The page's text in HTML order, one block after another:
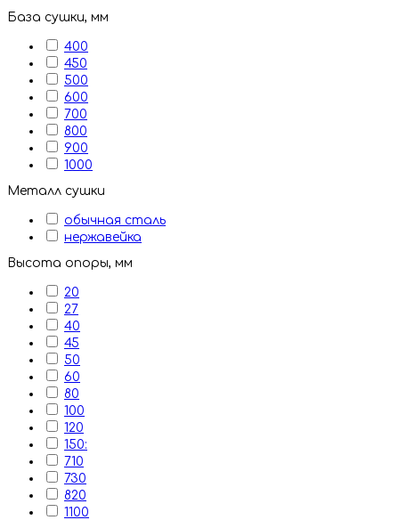
База сушки, мм
400
450
500
600
700
800
900
1000
Металл сушки
обычная сталь
нержавейка
Высота опоры, мм
20
27
40
45
50
60
80
100
120
150:
710
730
820
1100